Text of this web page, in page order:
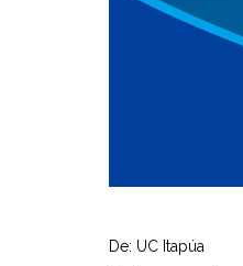
De: UC Itapúa